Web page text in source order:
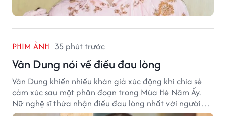
PHIM ẢNH 35 phút trước
Vân Dung nói về điều đau lòng
Vân Dung khiến nhiều khán giả xúc động khi chia sẻ
cảm xúc sau một phân đoạn trong Mùa Hè Năm Ấy.
Nữ nghệ sĩ thừa nhận điều đau lòng nhất với người